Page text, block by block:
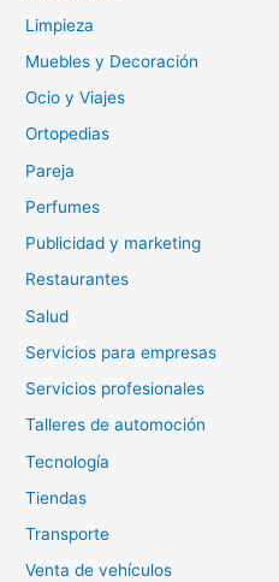
Limpieza
Muebles y Decoración
Ocio y Viajes
Ortopedias
Pareja
Perfumes
Publicidad y marketing
Restaurantes
Salud
Servicios para empresas
Servicios profesionales
Talleres de automoción
Tecnología
Tiendas
Transporte
Venta de vehículos